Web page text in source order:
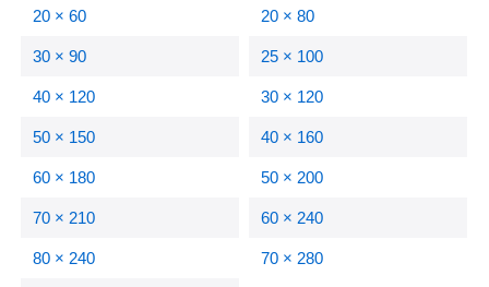
20 × 60
30 × 90
40 × 120
50 × 150
60 × 180
70 × 210
80 × 240
20 × 80
25 × 100
30 × 120
40 × 160
50 × 200
60 × 240
70 × 280